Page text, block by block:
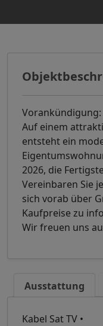
Auf einem
entsteht ein
2026, die
Vereinbaren Sie
sich vorab über
Kaufpreise zu
Wir freuen uns
Ausstattung
Kabel Sat TV •